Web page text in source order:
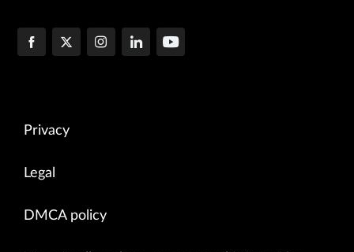
Privacy
Legal
DMCA policy